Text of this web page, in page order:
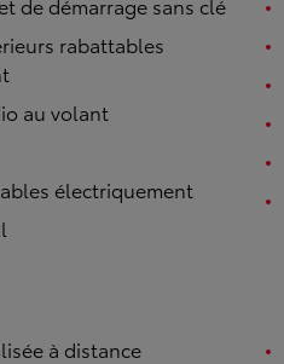
rabattables
au volant
électriquement
à distance